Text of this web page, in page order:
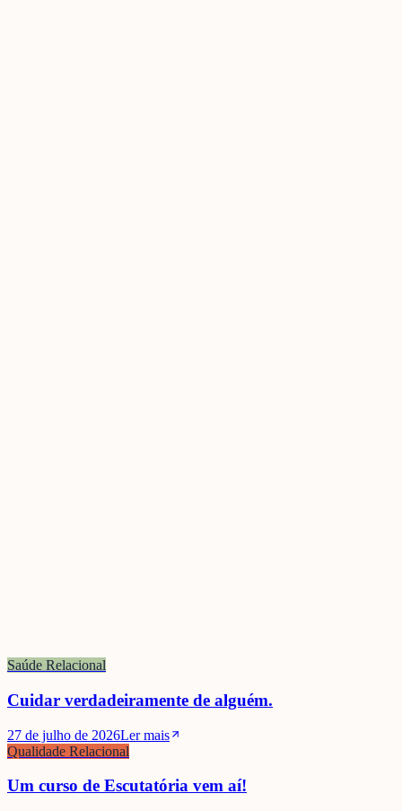
Saúde Relacional
Cuidar verdadeiramente de alguém.
27 de julho de 2026Ler mais
Qualidade Relacional
Um curso de Escutatória vem aí!